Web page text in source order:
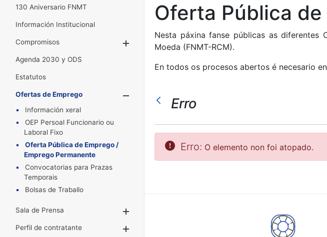
130 Aniversario FNMT
Información Institucional
Compromisos
Mostrar/Ocultar
Agenda 2030 y ODS
Estatutos
Ofertas de Emprego
Información xeral
OEP Persoal Funcionario ou
Laboral Fixo
Oferta Pública de Emprego /
Emprego Permanente
Convocatorias para Prazas
Temporais
Bolsas de Traballo
Sala de Prensa
Perfil de contratante
Oferta Pública
Nesta páxina fanse públicas as diferentes
Moeda (FNMT-RCM).
En todos os procesos abertos é necesario
Erro
Erro: O elemento non foi atopado.